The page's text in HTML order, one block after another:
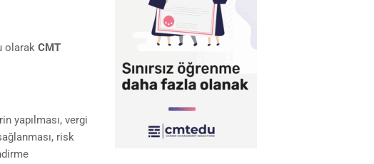
olarak CMT
yapılması, vergi
risk